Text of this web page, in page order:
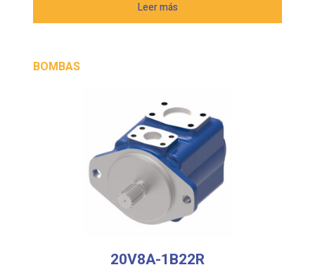
Leer más
BOMBAS
20V8A-1B22R